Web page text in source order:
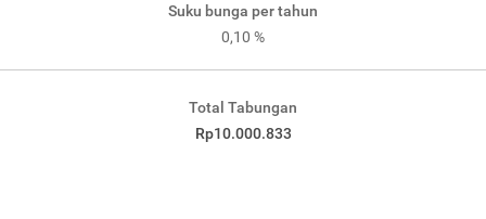
Suku bunga per tahun
0,10 %
Total Tabungan
Rp10.000.833